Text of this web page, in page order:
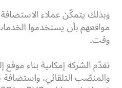
وبذلك يتمكّن عملاء
مواقعهم بأن يستخدموا
وقت.
تقدّم الشركة إمكانية بناء موقع
والمنصّب التلقائي، واستضافة